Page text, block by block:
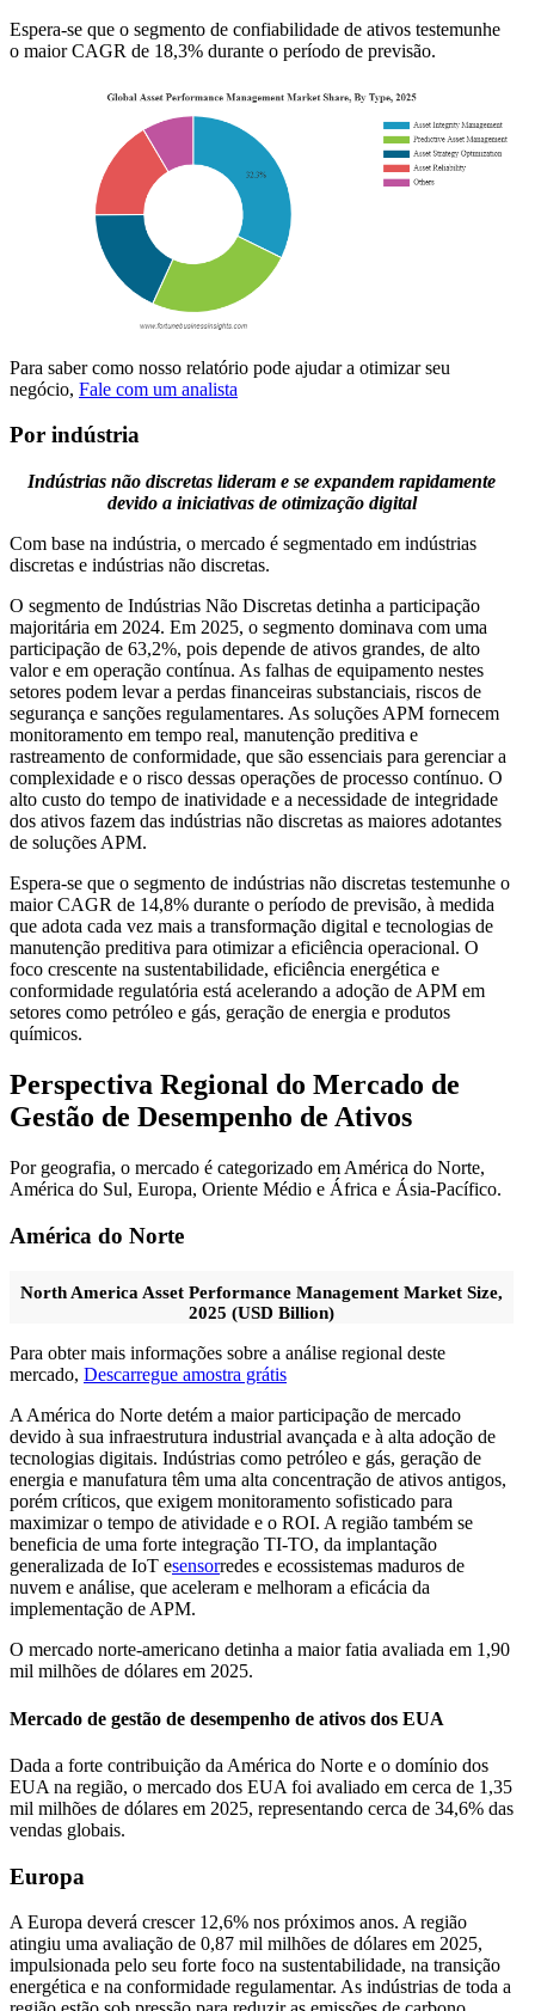
Espera-se que o segmento de confiabilidade de ativos testemunhe
o maior CAGR de 18,3% durante o período de previsão.
Para saber como nosso relatório pode ajudar a otimizar seu
negócio, Fale com um analista
Por indústria
Indústrias não discretas lideram e se expandem rapidamente
devido a iniciativas de otimização digital
Com base na indústria, o mercado é segmentado em indústrias
discretas e indústrias não discretas.
O segmento de Indústrias Não Discretas detinha a participação
majoritária em 2024. Em 2025, o segmento dominava com uma
participação de 63,2%, pois depende de ativos grandes, de alto
valor e em operação contínua. As falhas de equipamento nestes
setores podem levar a perdas financeiras substanciais, riscos de
segurança e sanções regulamentares. As soluções APM fornecem
monitoramento em tempo real, manutenção preditiva e
rastreamento de conformidade, que são essenciais para gerenciar a
complexidade e o risco dessas operações de processo contínuo. O
alto custo do tempo de inatividade e a necessidade de integridade
dos ativos fazem das indústrias não discretas as maiores adotantes
de soluções APM.
Espera-se que o segmento de indústrias não discretas testemunhe o
maior CAGR de 14,8% durante o período de previsão, à medida
que adota cada vez mais a transformação digital e tecnologias de
manutenção preditiva para otimizar a eficiência operacional. O
foco crescente na sustentabilidade, eficiência energética e
conformidade regulatória está acelerando a adoção de APM em
setores como petróleo e gás, geração de energia e produtos
químicos.
Perspectiva Regional do Mercado de
Gestão de Desempenho de Ativos
Por geografia, o mercado é categorizado em América do Norte,
América do Sul, Europa, Oriente Médio e África e Ásia-Pacífico.
América do Norte
North America Asset Performance Management Market Size,
2025 (USD Billion)
Para obter mais informações sobre a análise regional deste
mercado, Descarregue amostra grátis
A América do Norte detém a maior participação de mercado
devido à sua infraestrutura industrial avançada e à alta adoção de
tecnologias digitais. Indústrias como petróleo e gás, geração de
energia e manufatura têm uma alta concentração de ativos antigos,
porém críticos, que exigem monitoramento sofisticado para
maximizar o tempo de atividade e o ROI. A região também se
beneficia de uma forte integração TI-TO, da implantação
generalizada de IoT esensorredes e ecossistemas maduros de
nuvem e análise, que aceleram e melhoram a eficácia da
implementação de APM.
O mercado norte-americano detinha a maior fatia avaliada em 1,90
mil milhões de dólares em 2025.
Mercado de gestão de desempenho de ativos dos EUA
Dada a forte contribuição da América do Norte e o domínio dos
EUA na região, o mercado dos EUA foi avaliado em cerca de 1,35
mil milhões de dólares em 2025, representando cerca de 34,6% das
vendas globais.
Europa
A Europa deverá crescer 12,6% nos próximos anos. A região
atingiu uma avaliação de 0,87 mil milhões de dólares em 2025,
impulsionada pelo seu forte foco na sustentabilidade, na transição
energética e na conformidade regulamentar. As indústrias de toda a